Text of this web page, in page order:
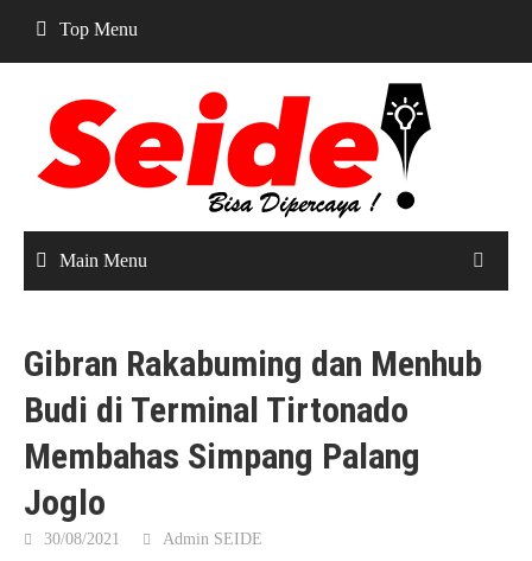
content
Top Menu
Main Menu
Gibran Rakabuming dan Menhub
Budi di Terminal Tirtonado
Membahas Simpang Palang
Joglo
30/08/2021 Admin SEIDE